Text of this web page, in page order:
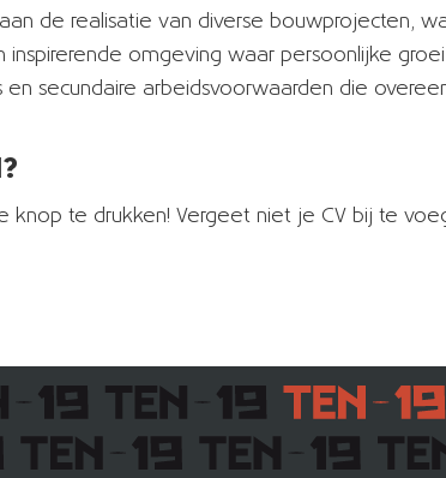
de realisatie van diverse bouwprojecten,
omgeving waar persoonlijke
secundaire arbeidsvoorwaarden die
knop te drukken! Vergeet niet je CV bij te